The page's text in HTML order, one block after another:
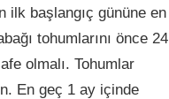
ilk başlangıç gününe en
tohumlarını önce 24
olmalı. Tohumlar
En geç 1 ay içinde